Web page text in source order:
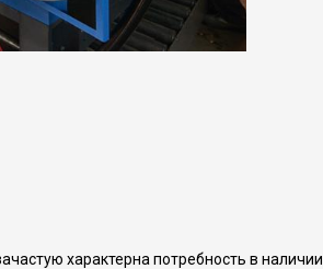
характерна потребность в наличии